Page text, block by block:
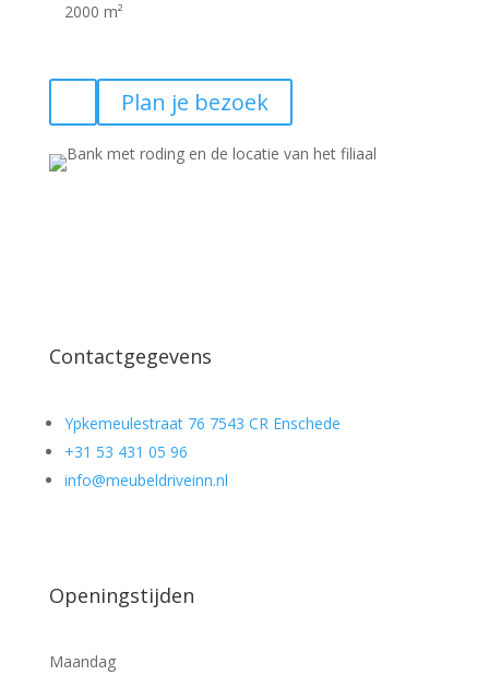
2000 m²
Plan je bezoek
Contactgegevens
Ypkemeulestraat 76 7543 CR Enschede
+31 53 431 05 96
info@meubeldriveinn.nl
Openingstijden
Maandag